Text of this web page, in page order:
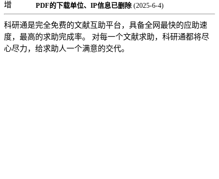
增
PDF的下载单位、IP信息已删除 (2025-6-4)
科研通是完全免费的文献互助平台，具备全网最快的应助速
度，最高的求助完成率。 对每一个文献求助，科研通都将尽
心尽力，给求助人一个满意的交代。